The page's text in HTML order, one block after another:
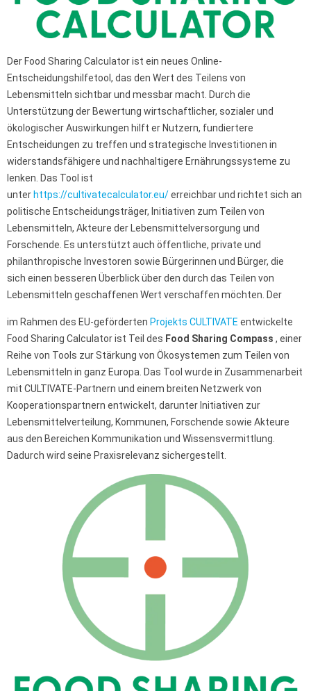
Der Food Sharing Calculator ist ein neues Online-
Entscheidungshilfetool, das den Wert des Teilens von
Lebensmitteln sichtbar und messbar macht. Durch die
Unterstützung der Bewertung wirtschaftlicher, sozialer und
ökologischer Auswirkungen hilft er Nutzern, fundiertere
Entscheidungen zu treffen und strategische Investitionen in
widerstandsfähigere und nachhaltigere Ernährungssysteme zu
lenken. Das Tool ist
unter https://cultivatecalculator.eu/erreichbar und richtet sich an
politische Entscheidungsträger, Initiativen zum Teilen von
Lebensmitteln, Akteure der Lebensmittelversorgung und
Forschende. Es unterstützt auch öffentliche, private und
philanthropische Investoren sowie Bürgerinnen und Bürger, die
sich einen besseren Überblick über den durch das Teilen von
Lebensmitteln geschaffenen Wert verschaffen möchten. Der
im Rahmen des EU-geförderten Projekts CULTIVATE entwickelte
Food Sharing Calculator ist Teil des Food Sharing Compass , einer
Reihe von Tools zur Stärkung von Ökosystemen zum Teilen von
Lebensmitteln in ganz Europa. Das Tool wurde in Zusammenarbeit
mit CULTIVATE-Partnern und einem breiten Netzwerk von
Kooperationspartnern entwickelt, darunter Initiativen zur
Lebensmittelverteilung, Kommunen, Forschende sowie Akteure
aus den Bereichen Kommunikation und Wissensvermittlung.
Dadurch wird seine Praxisrelevanz sichergestellt.